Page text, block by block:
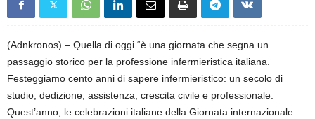
(Adnkronos) – Quella di oggi “è una giornata che segna un
passaggio storico per la professione infermieristica italiana.
Festeggiamo cento anni di sapere infermieristico: un secolo di
studio, dedizione, assistenza, crescita civile e professionale.
Quest’anno, le celebrazioni italiane della Giornata internazionale